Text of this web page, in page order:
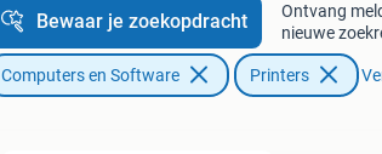
Bewaar je zoekopdracht
Ontvang
nieuwe
Computers en Software Printers